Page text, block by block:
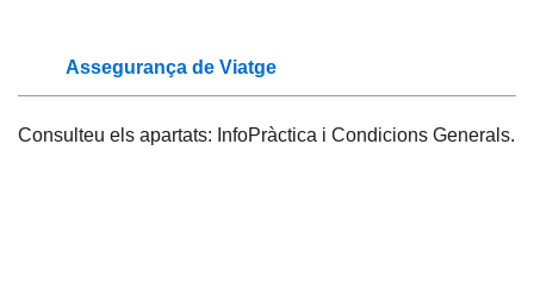
Assegurança de Viatge
Consulteu els apartats: InfoPràctica i Condicions Generals.